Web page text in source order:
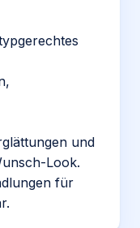
und
Look.
für